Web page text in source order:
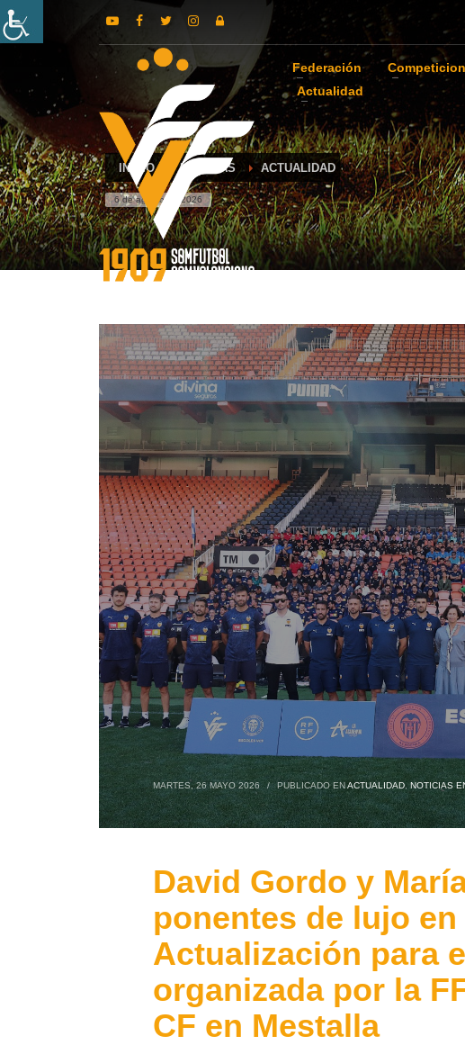
Federación
Actualidad
INICIO NOTICIAS ACTUALIDAD
6 de agosto de 2026
MARTES, 26 MAYO 2026 / PUBLICADO ENACTUALIDAD, NOTICIAS
David Gordo y
ponentes de lujo
Actualización para
organizada por la
CF en Mestalla